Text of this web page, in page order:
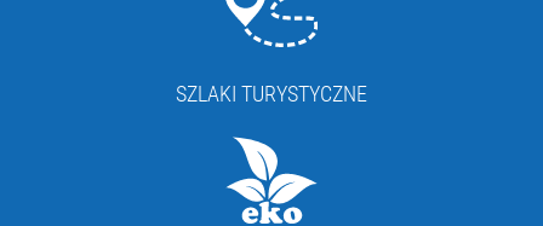
SZLAKI TURYSTYCZNE